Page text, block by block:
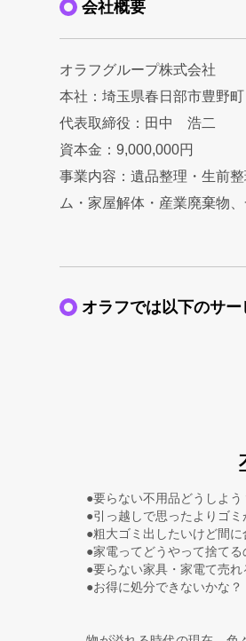
会社概要
オラフグループ株式会社
本社：埼玉県春日部市豊野
代表取締役：田中 浩二
資本金：9,000,000円
事業内容：遺品整理・生前
ム・家屋解体・産業廃棄物
オラフでは以下のサー
●要らない不用品どうしよう
●引っ越しで思ったよりゴミ
●粗大ゴミ出したいけど間に
●家電ってどうやって捨てる
●要らない家具・家電て売れ
●お得に処分できないかな？